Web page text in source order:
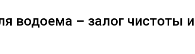
водоема – залог чистоты и